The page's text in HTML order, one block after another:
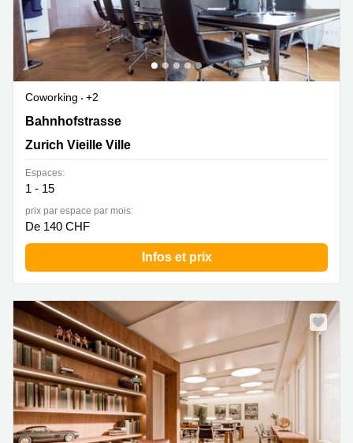
Coworking
+2
Bahnhofstrasse 10, Zurich Vieille Ville
Bahnhofstrasse
Zurich Vieille Ville
Espaces:
1 - 15
prix par espace par mois:
De 140 CHF
Infos et prix